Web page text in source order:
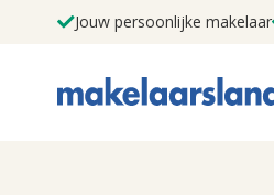
Jouw persoonlijke makelaar